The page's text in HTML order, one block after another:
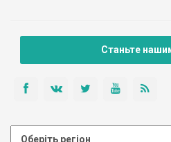
Станьте